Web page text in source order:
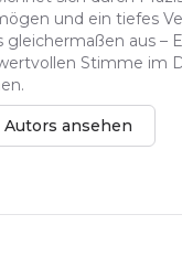
und ein tiefes
gleichermaßen aus –
Stimme im
Autors ansehen